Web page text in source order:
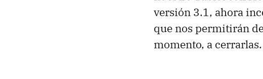
versión 3.1, ahora
que nos permitirán
momento, a cerrarlas.